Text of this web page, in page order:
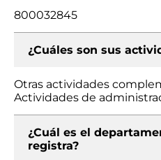
800032845
¿Cuáles son sus
Otras actividades
Actividades de
¿Cuál es el
registra?